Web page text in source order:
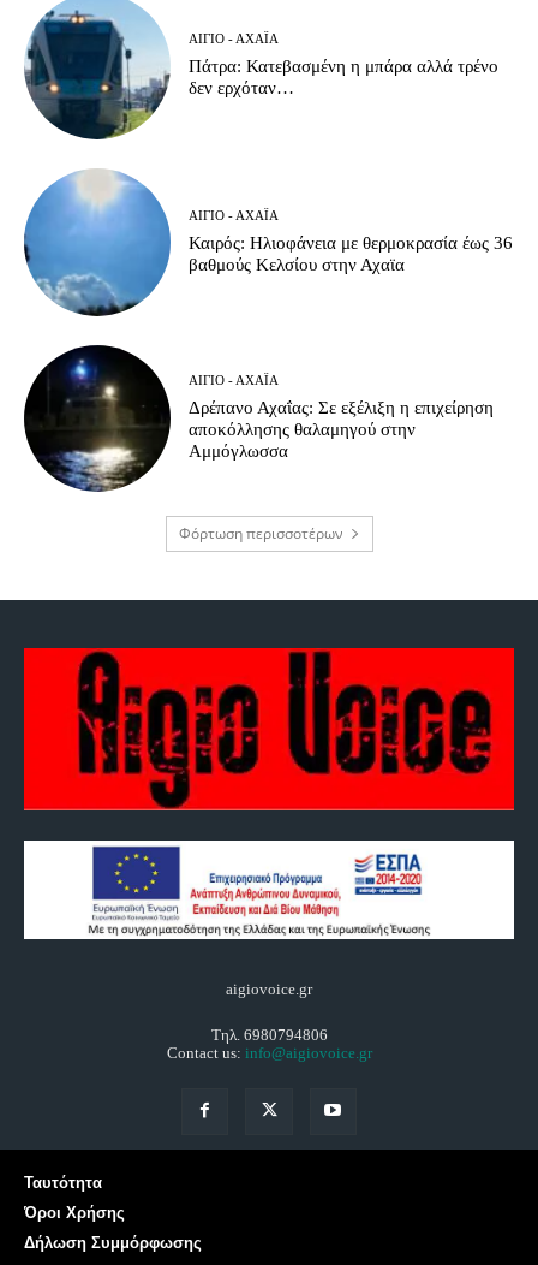
ΑΊΓΙΟ - ΑΧΑΪ́Α
Πάτρα: Κατεβασμένη η μπάρα αλλά τρένο
δεν ερχόταν…
ΑΊΓΙΟ - ΑΧΑΪ́Α
Καιρός: Ηλιοφάνεια με θερμοκρασία έως 36
βαθμούς Κελσίου στην Αχαϊα
ΑΊΓΙΟ - ΑΧΑΪ́Α
Δρέπανο Αχαΐας: Σε εξέλιξη η επιχείρηση
αποκόλλησης θαλαμηγού στην
Αμμόγλωσσα
Φόρτωση περισσοτέρων
aigiovoice.gr
Τηλ. 6980794806
Contact us: info@aigiovoice.gr
Ταυτότητα
Όροι Χρήσης
Δήλωση Συμμόρφωσης